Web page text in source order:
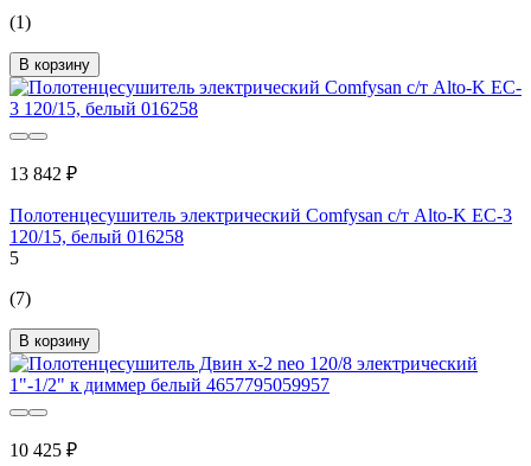
(1)
В корзину
13 842 ₽
Полотенцесушитель электрический Comfysan с/т Alto-K EC-3
120/15, белый 016258
5
(7)
В корзину
10 425 ₽